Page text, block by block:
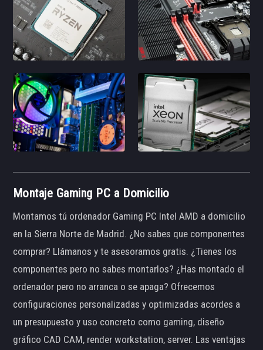
Montaje Gaming PC a Domicilio
Montamos tú ordenador Gaming PC Intel AMD a domicilio
en la Sierra Norte de Madrid. ¿No sabes que componentes
comprar? Llámanos y te asesoramos gratis. ¿Tienes los
componentes pero no sabes montarlos? ¿Has montado el
ordenador pero no arranca o se apaga? Ofrecemos
configuraciones personalizadas y optimizadas acordes a
un presupuesto y uso concreto como gaming, diseño
gráfico CAD CAM, render workstation, server. Las ventajas